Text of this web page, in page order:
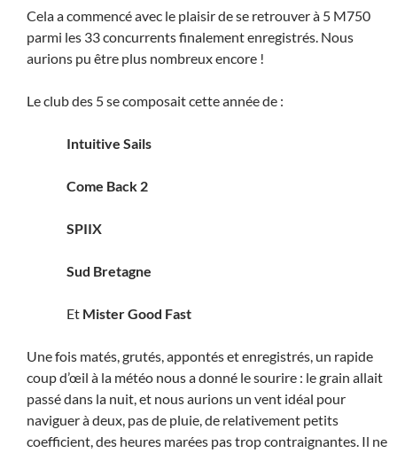
Cela a commencé avec le plaisir de se retrouver à 5 M750
parmi les 33 concurrents finalement enregistrés. Nous
aurions pu être plus nombreux encore !
Le club des 5 se composait cette année de :
Intuitive Sails
Come Back 2
SPIIX
Sud Bretagne
Et Mister Good Fast
Une fois matés, grutés, appontés et enregistrés, un rapide
coup d’œil à la météo nous a donné le sourire : le grain allait
passé dans la nuit, et nous aurions un vent idéal pour
naviguer à deux, pas de pluie, de relativement petits
coefficient, des heures marées pas trop contraignantes. Il ne